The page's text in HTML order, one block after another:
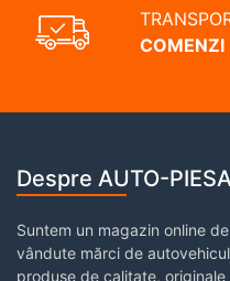
COMENZI
Despre AUTO-
Suntem un magazin online
vândute mărci de
produse de calitate,